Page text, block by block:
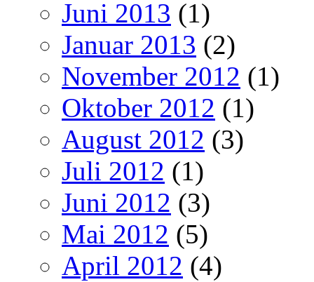
Juni 2013 (1)
Januar 2013 (2)
November 2012 (1)
Oktober 2012 (1)
August 2012 (3)
Juli 2012 (1)
Juni 2012 (3)
Mai 2012 (5)
April 2012 (4)